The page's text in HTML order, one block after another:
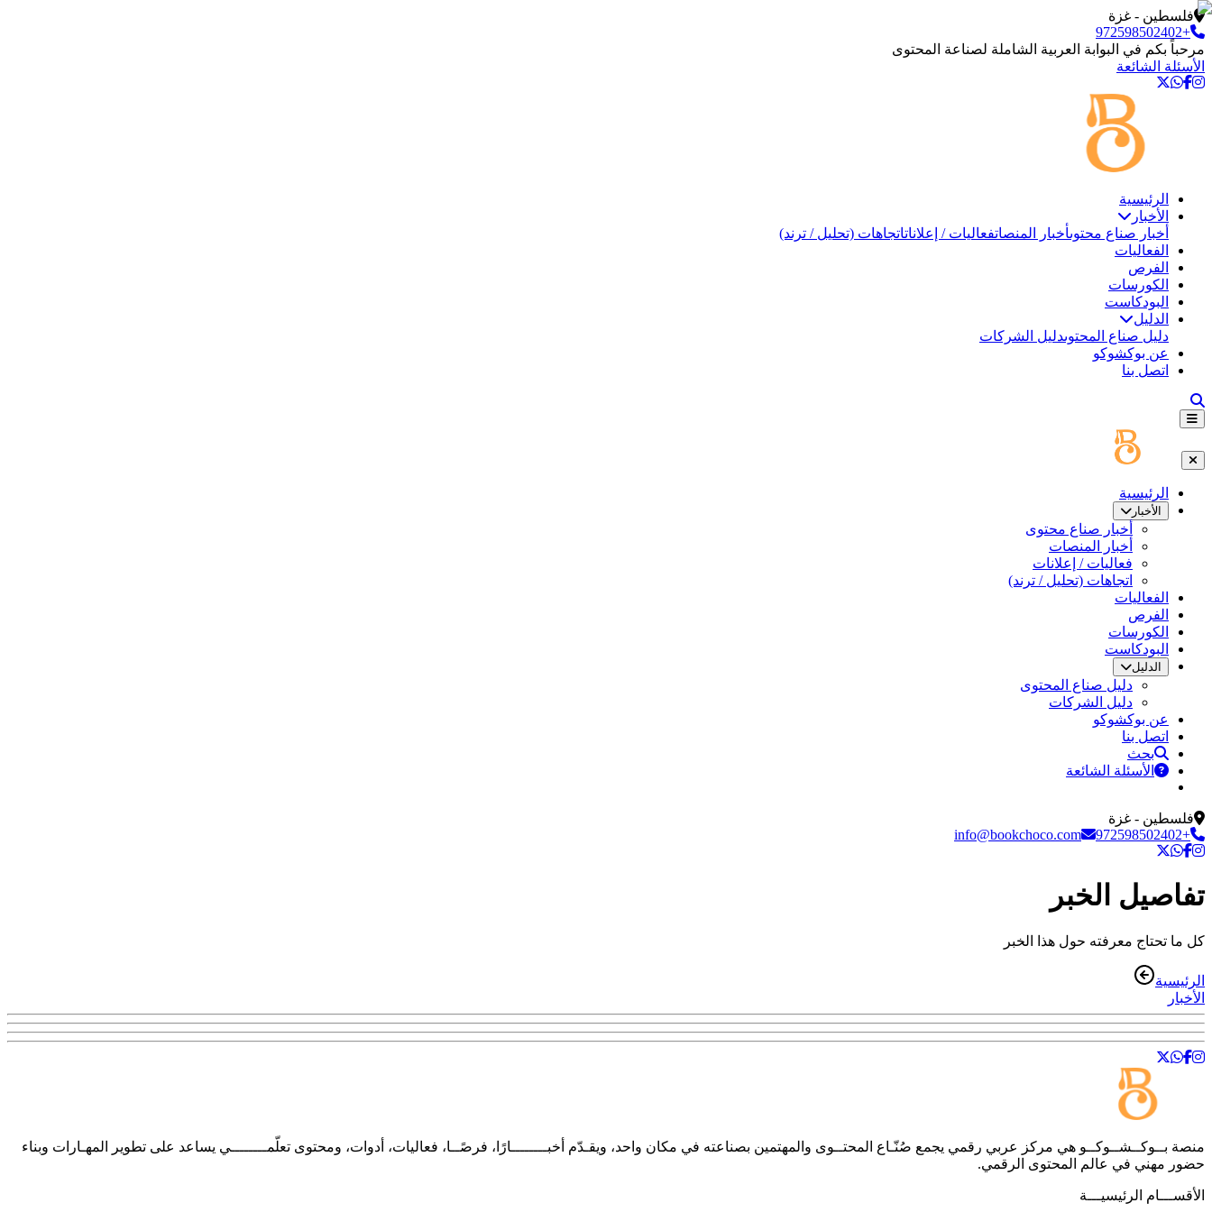
فلسطين - غزة
+972598502402
مرحباً بكم في البوابة العربية الشاملة لصناعة المحتوى
الأسئلة الشائعة
الرئيسية
الأخبار
أخبار صناع محتوىأخبار المنصاتفعاليات / إعلاناتاتجاهات (تحليل / ترند)
الفعاليات
الفرص
الكورسات
البودكاست
الدليل
دليل صناع المحتوىدليل الشركات
عن بوكشوكو
اتصل بنا
الرئيسية
الأخبار
أخبار صناع محتوى
أخبار المنصات
فعاليات / إعلانات
اتجاهات (تحليل / ترند)
الفعاليات
الفرص
الكورسات
البودكاست
الدليل
دليل صناع المحتوى
دليل الشركات
عن بوكشوكو
اتصل بنا
بحث
الأسئلة الشائعة
فلسطين - غزة
+972598502402
info@bookchoco.com
تفاصيل الخبر
كل ما تحتاج معرفته حول هذا الخبر
الرئيسية
الأخبار
منصة بــوكــشــوكــو هي مركز عربي رقمي يجمع صُنّـاع المحتــوى والمهتمين بصناعته في مكان واحد، ويقـدّم أخبــــــــارًا، فرصًــا، فعاليات، أدوات، ومحتوى تعلّمــــــــي يساعد على تطوير المهـارات وبناء
حضور مهني في عالم المحتوى الرقمي.
الأقســـام الرئيسيـــة